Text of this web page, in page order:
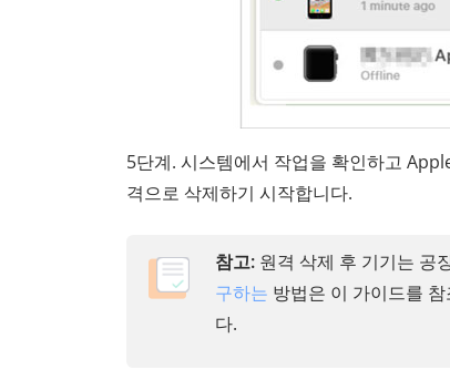
5단계. 시스템에서 작업을 확인하고
격으로 삭제하기 시작합니다.
참고: 원격 삭제 후 기기는 공
구하는 방법은 이 가이드를
다.